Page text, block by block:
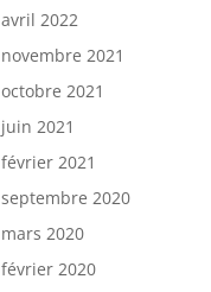
avril 2022
novembre 2021
octobre 2021
juin 2021
février 2021
septembre 2020
mars 2020
février 2020